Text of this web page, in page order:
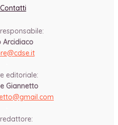
Contatti
Arcidiaco
editoriale:
Giannetto